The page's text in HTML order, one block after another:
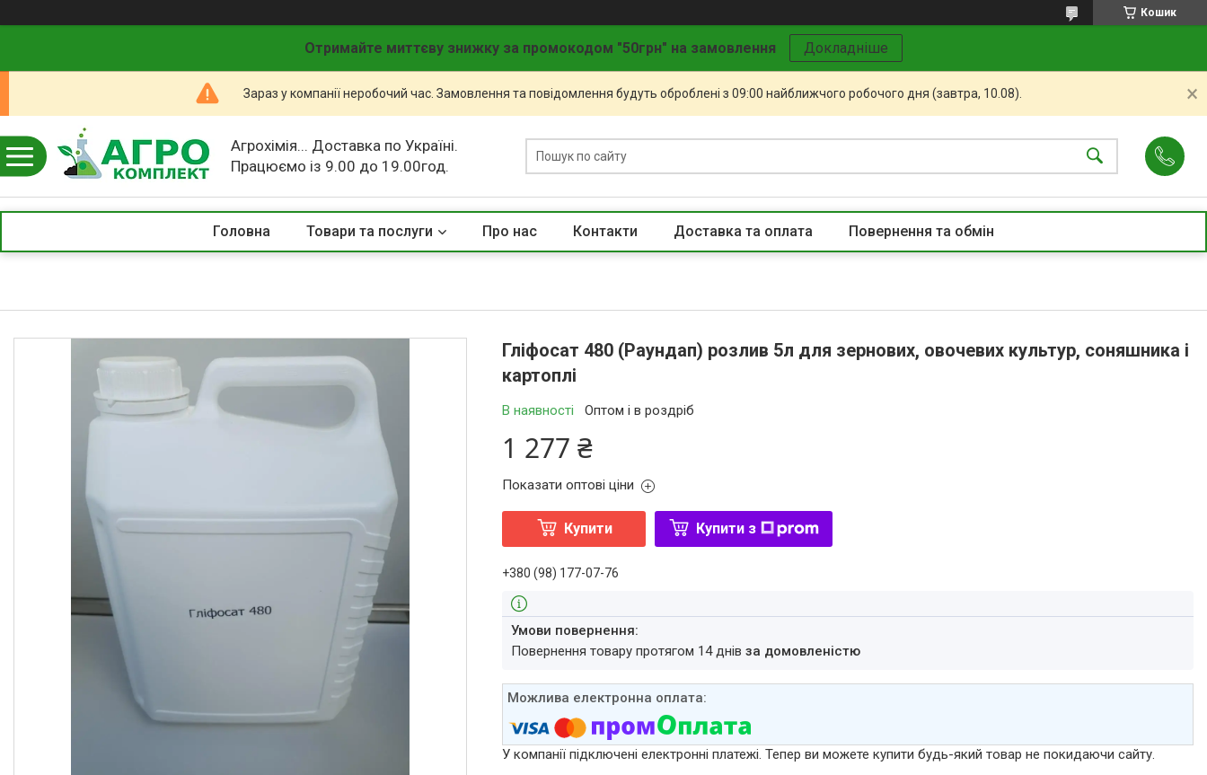
Кошик
Отримайте миттєву знижку за промокодом "50грн" на замовлення Докладніше
Зараз у компанії неробочий час. Замовлення та повідомлення будуть оброблені з 09:00 найближчого робочого дня (завтра, 10.08).
Агрохімія... Доставка по Україні.
Працюємо із 9.00 до 19.00год.
Головна Товари та послуги Про нас Контакти Доставка та оплата Повернення та обмін
Гліфосат 480 (Раундап) розлив 5л для зернових, овочевих культур, соняшника і
картоплі
В наявності Оптом і в роздріб
1 277 ₴
Показати оптові ціни
Купити Купити з
+380 (98) 177-07-76
повернення товару протягом 14 днівза домовленістю
У компанії підключені електронні платежі. Тепер ви можете купити будь-який товар не покидаючи сайту.